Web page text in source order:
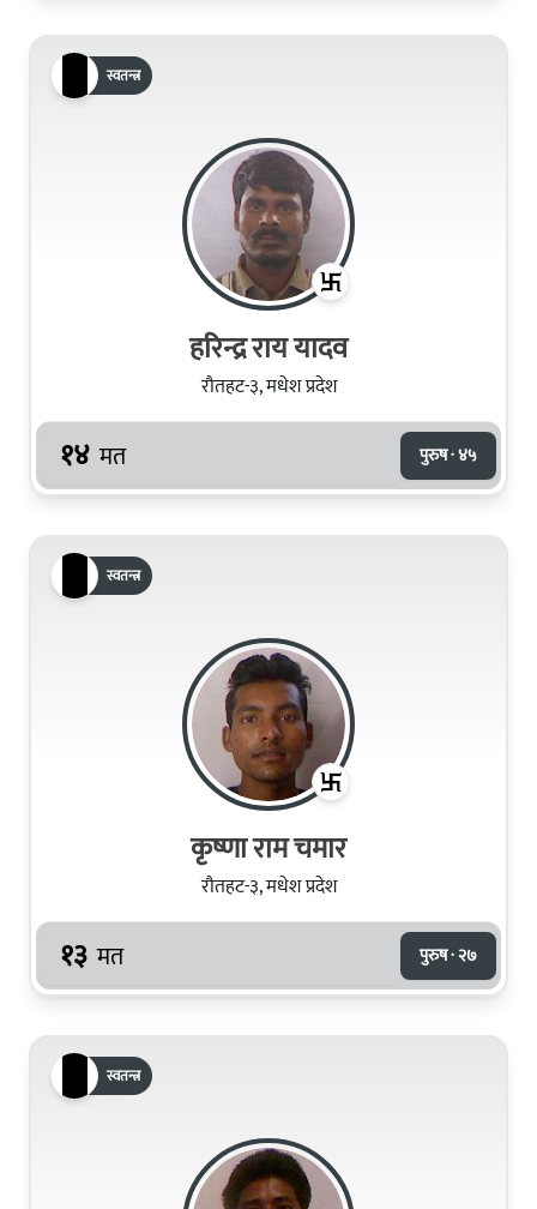
स्वतन्त्र
हरिन्द्र राय यादव
रौतहट-३, मधेश प्रदेश
१४ मत पुरुष · ४५
स्वतन्त्र
कृष्णा राम चमार
रौतहट-३, मधेश प्रदेश
१३ मत पुरुष · २७
स्वतन्त्र